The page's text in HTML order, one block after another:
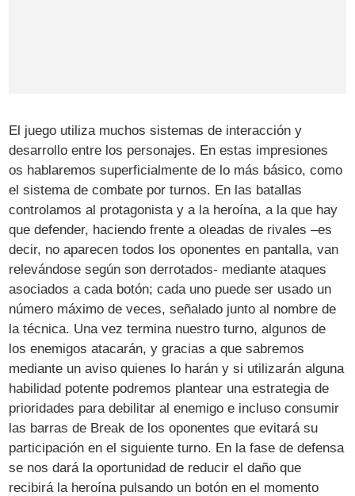
El juego utiliza muchos sistemas de interacción y
desarrollo entre los personajes. En estas impresiones
os hablaremos superficialmente de lo más básico, como
el sistema de combate por turnos. En las batallas
controlamos al protagonista y a la heroína, a la que hay
que defender, haciendo frente a oleadas de rivales –es
decir, no aparecen todos los oponentes en pantalla, van
relevándose según son derrotados- mediante ataques
asociados a cada botón; cada uno puede ser usado un
número máximo de veces, señalado junto al nombre de
la técnica. Una vez termina nuestro turno, algunos de
los enemigos atacarán, y gracias a que sabremos
mediante un aviso quienes lo harán y si utilizarán alguna
habilidad potente podremos plantear una estrategia de
prioridades para debilitar al enemigo e incluso consumir
las barras de Break de los oponentes que evitará su
participación en el siguiente turno. En la fase de defensa
se nos dará la oportunidad de reducir el daño que
recibirá la heroína pulsando un botón en el momento